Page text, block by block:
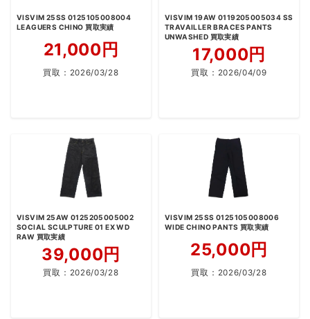
VISVIM 25SS 0125105008004
LEAGUERS CHINO 買取実績
21,000円
買取： 2026/03/28
VISVIM 19AW 0119205005034 SS
TRAVAILLER BRACES PANTS
UNWASHED 買取実績
17,000円
買取： 2026/04/09
VISVIM 25AW 0125205005002
SOCIAL SCULPTURE 01 EX WD
RAW 買取実績
39,000円
買取： 2026/03/28
VISVIM 25SS 0125105008006
WIDE CHINO PANTS 買取実績
25,000円
買取： 2026/03/28